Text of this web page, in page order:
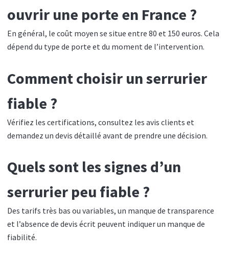
ouvrir une porte en France ?
En général, le coût moyen se situe entre 80 et 150 euros. Cela
dépend du type de porte et du moment de l’intervention.
Comment choisir un serrurier
fiable ?
Vérifiez les certifications, consultez les avis clients et
demandez un devis détaillé avant de prendre une décision.
Quels sont les signes d’un
serrurier peu fiable ?
Des tarifs très bas ou variables, un manque de transparence
et l’absence de devis écrit peuvent indiquer un manque de
fiabilité.